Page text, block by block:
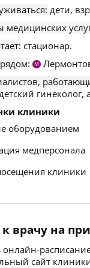
дети,
медицинских
стационар.
М
гинеколог,
клиники
оборудованием
медперсонала
клиники
к врачу на
онлайн-
сайт